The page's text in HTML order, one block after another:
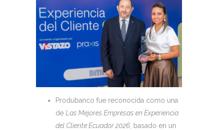
Produbanco fue reconocida como una
de Las Mejores Empresas en Experiencia
del Cliente Ecuador 2026 , basado en un